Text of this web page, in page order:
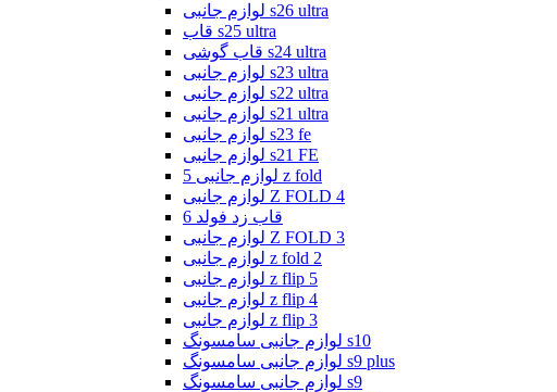
لوازم جانبی s26 ultra
قاب s25 ultra
قاب گوشی s24 ultra
لوازم جانبی s23 ultra
لوازم جانبی s22 ultra
لوازم جانبی s21 ultra
لوازم جانبی s23 fe
لوازم جانبی s21 FE
لوازم جانبی 5 z fold
لوازم جانبی Z FOLD 4
قاب زد فولد 6
لوازم جانبی Z FOLD 3
لوازم جانبی z fold 2
لوازم جانبی z flip 5
لوازم جانبی z flip 4
لوازم جانبی z flip 3
لوازم جانبی سامسونگ s10
لوازم جانبی سامسونگ s9 plus
لوازم جانبی سامسونگ s9